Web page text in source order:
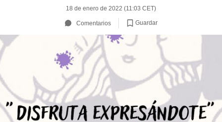
18 de enero de 2022 (11:03 CET)
Comentarios Guardar